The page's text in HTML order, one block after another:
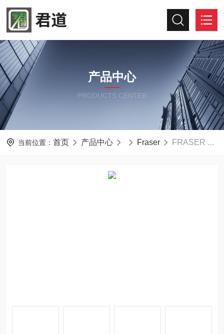
产品中心
PRODUCTS CENTER
当前位置： 首页 产品中心 Fraser FRASER EX715静电检测仪 高稳定静电测量仪